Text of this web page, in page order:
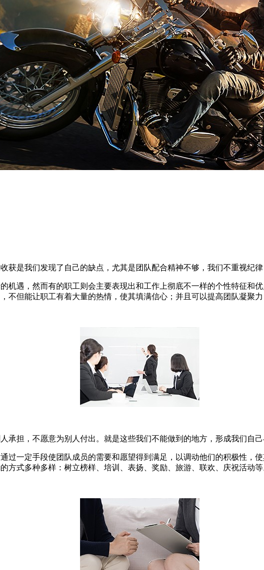
获是我们发现了自己的缺点，尤其是团队配合精神不够，我们不重视纪
机遇，然而有的职工则会主要表现出和工作上彻底不一样的个性特征和
不但能让职工有着大量的热情，使其填满信心；并且可以提高团队凝聚力
承担，不愿意为别人付出。就是这些我们不能做到的地方，形成我们自
过一定手段使团队成员的需要和愿望得到满足，以调动他们的积极性，
方式多种多样：树立榜样、培训、表扬、奖励、旅游、联欢、庆祝活动